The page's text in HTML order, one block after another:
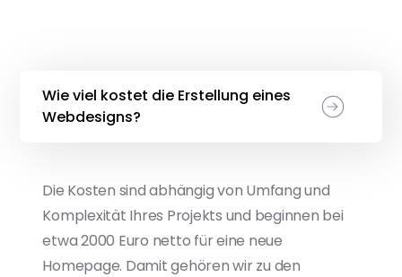
Wie viel kostet die Erstellung eines
Webdesigns?
Die Kosten sind abhängig von Umfang und
Komplexität Ihres Projekts und beginnen bei
etwa 2000 Euro netto für eine neue
Homepage. Damit gehören wir zu den